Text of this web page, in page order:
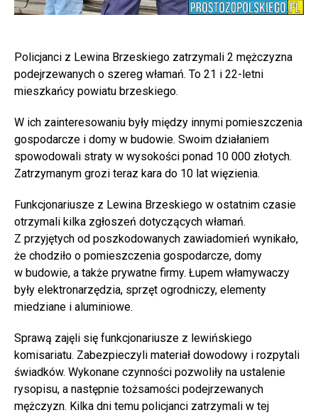
Policjanci z Lewina Brzeskiego zatrzymali 2 mężczyzna
podejrzewanych o szereg włamań. To 21 i 22-letni
mieszkańcy powiatu brzeskiego.
W ich zainteresowaniu były między innymi pomieszczenia
gospodarcze i domy w budowie. Swoim działaniem
spowodowali straty w wysokości ponad 10 000 złotych.
Zatrzymanym grozi teraz kara do 10 lat więzienia.
Funkcjonariusze z Lewina Brzeskiego w ostatnim czasie
otrzymali kilka zgłoszeń dotyczących włamań.
Z przyjętych od poszkodowanych zawiadomień wynikało,
że chodziło o pomieszczenia gospodarcze, domy
w budowie, a także prywatne firmy. Łupem włamywaczy
były elektronarzędzia, sprzęt ogrodniczy, elementy
miedziane i aluminiowe.
Sprawą zajęli się funkcjonariusze z lewińskiego
komisariatu. Zabezpieczyli materiał dowodowy i rozpytali
świadków. Wykonane czynności pozwoliły na ustalenie
rysopisu, a następnie tożsamości podejrzewanych
mężczyzn. Kilka dni temu policjanci zatrzymali w tej